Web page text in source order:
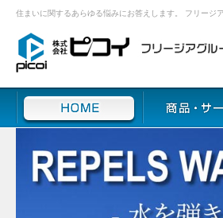
住まいに関するあらゆる悩みにお答えします。 フリージ